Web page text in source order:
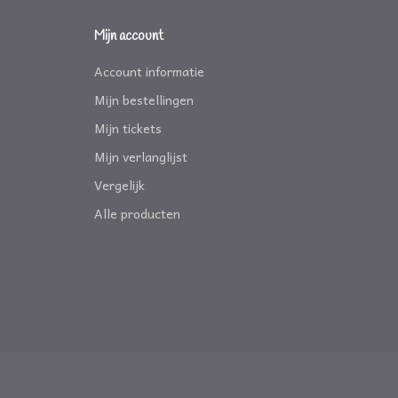
Mijn account
Account informatie
Mijn bestellingen
Mijn tickets
Mijn verlanglijst
Vergelijk
Alle producten